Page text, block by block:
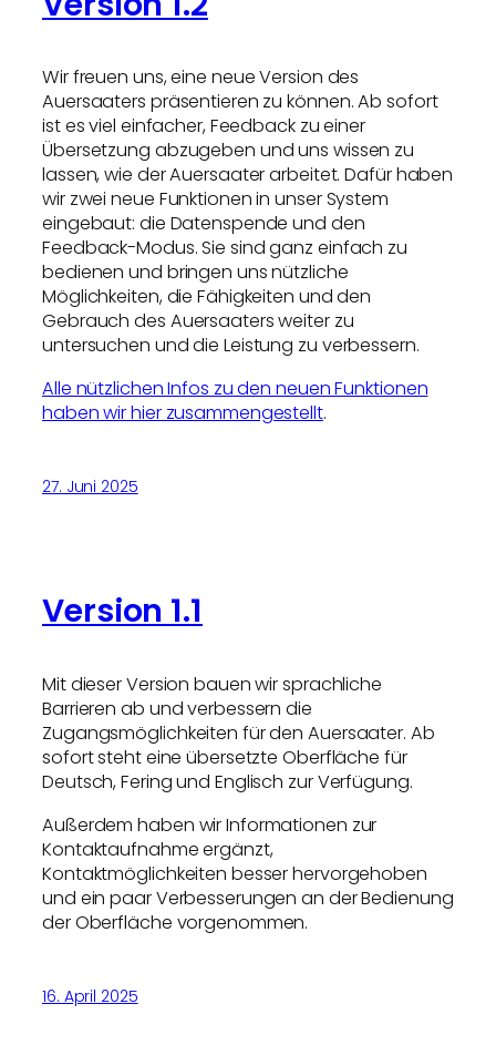
Wir freuen uns, eine neue Version des
Auersaaters präsentieren zu können. Ab sofort
ist es viel einfacher, Feedback zu einer
Übersetzung abzugeben und uns wissen zu
lassen, wie der Auersaater arbeitet. Dafür haben
wir zwei neue Funktionen in unser System
eingebaut: die Datenspende und den
Feedback-Modus. Sie sind ganz einfach zu
bedienen und bringen uns nützliche
Möglichkeiten, die Fähigkeiten und den
Gebrauch des Auersaaters weiter zu
untersuchen und die Leistung zu verbessern.
Alle nützlichen Infos zu den neuen Funktionen
haben wir hier zusammengestellt.
27. Juni 2025
Version 1.1
Mit dieser Version bauen wir sprachliche
Barrieren ab und verbessern die
Zugangsmöglichkeiten für den Auersaater. Ab
sofort steht eine übersetzte Oberfläche für
Deutsch, Fering und Englisch zur Verfügung.
Außerdem haben wir Informationen zur
Kontaktaufnahme ergänzt,
Kontaktmöglichkeiten besser hervorgehoben
und ein paar Verbesserungen an der Bedienung
der Oberfläche vorgenommen.
16. April 2025